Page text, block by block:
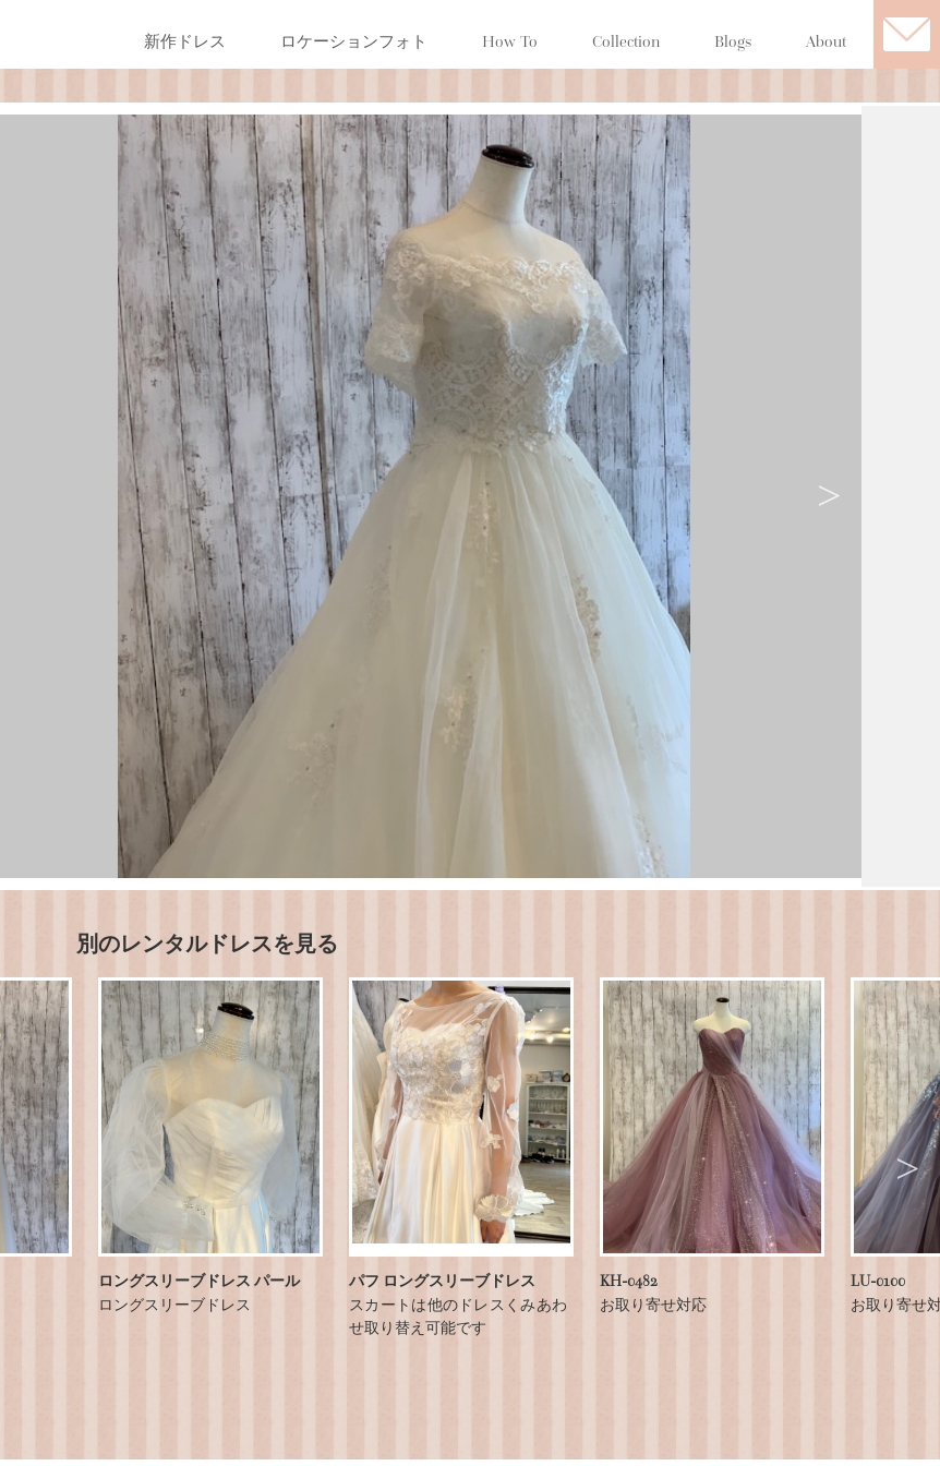
新作ドレス ロケーションフォト How To Collection Blogs About
別のレンタルドレスを見る
ロングスリーブドレス パール
ロングスリーブドレス
パフ ロングスリーブドレス
スカートは他のドレスくみあわ
せ取り替え可能です
KH-0482
お取り寄せ対応
LU-0100
お取り寄せ